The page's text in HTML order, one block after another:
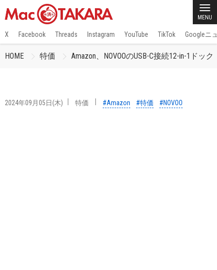
MENU
X Facebook Threads Instagram YouTube TikTok Googleニ
HOME 特価 Amazon、NOVOOのUSB-C接続12-in-1ドッ
2024年09月05日(木) 特価 #Amazon #特価 #NOVOO